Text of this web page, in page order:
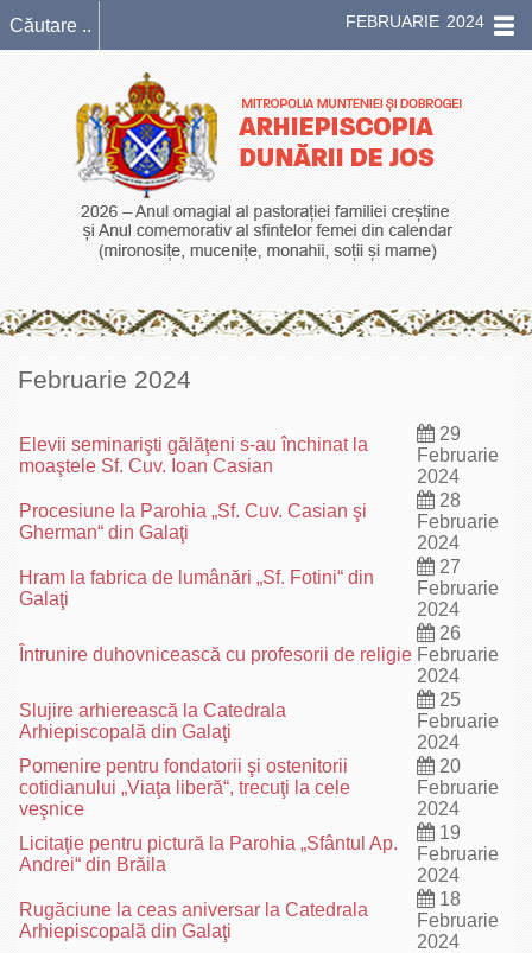
FEBRUARIE 2024
Februarie 2024
Elevii seminarişti gălăţeni s-au închinat la
moaştele Sf. Cuv. Ioan Casian
29
Februarie
2024
Procesiune la Parohia „Sf. Cuv. Casian şi
Gherman“ din Galaţi
28
Februarie
2024
Hram la fabrica de lumânări „Sf. Fotini“ din
Galaţi
27
Februarie
2024
Întrunire duhovnicească cu profesorii de religie
26
Februarie
2024
Slujire arhierească la Catedrala
Arhiepiscopală din Galaţi
25
Februarie
2024
Pomenire pentru fondatorii şi ostenitorii
cotidianului „Viaţa liberă“, trecuţi la cele
veşnice
20
Februarie
2024
Licitaţie pentru pictură la Parohia „Sfântul Ap.
Andrei“ din Brăila
19
Februarie
2024
Rugăciune la ceas aniversar la Catedrala
Arhiepiscopală din Galaţi
18
Februarie
2024